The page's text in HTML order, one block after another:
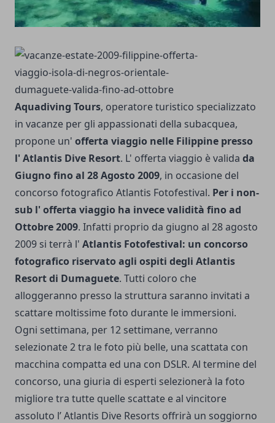
Aquadiving Tours, operatore turistico specializzato
in vacanze per gli appassionati della subacquea,
propone un' offerta viaggio nelle Filippine presso
l' Atlantis Dive Resort. L' offerta viaggio è valida da
Giugno fino al 28 Agosto 2009, in occasione del
concorso fotografico Atlantis Fotofestival. Per i non-
sub l' offerta viaggio ha invece validità fino ad
Ottobre 2009. Infatti proprio da giugno al 28 agosto
2009 si terrà l' Atlantis Fotofestival: un concorso
fotografico riservato agli ospiti degli Atlantis
Resort di Dumaguete. Tutti coloro che
alloggeranno presso la struttura saranno invitati a
scattare moltissime foto durante le immersioni.
Ogni settimana, per 12 settimane, verranno
selezionate 2 tra le foto più belle, una scattata con
macchina compatta ed una con DSLR. Al termine del
concorso, una giuria di esperti selezionerà la foto
migliore tra tutte quelle scattate e al vincitore
assoluto l’ Atlantis Dive Resorts offrirà un soggiorno